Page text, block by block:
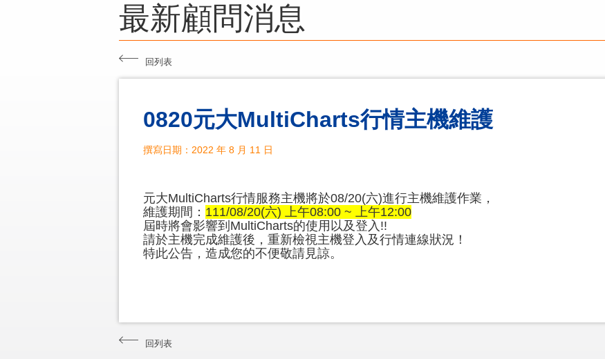
最新顧問消息
回列表
0820元大MultiCharts行情主機維護
撰寫日期：2022 年 8 月 11 日
元大MultiCharts行情服務主機將於08/20(六)進行主機維護作業，
維護期間： 111/08/20(六) 上午08:00 ~ 上午12:00
屆時將會影響到MultiCharts的使用以及登入!!
請於主機完成維護後，重新檢視主機登入及行情連線狀況！
特此公告，造成您的不便敬請見諒。
回列表